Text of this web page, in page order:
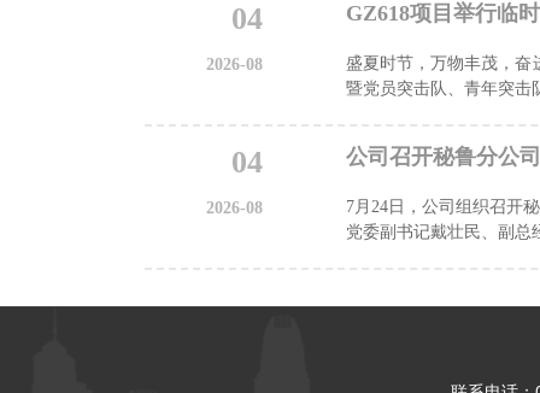
04
2026-08
GZ618项目举行临
盛夏时节，万物丰茂，奋
暨党员突击队、青年突击
04
2026-08
公司召开秘鲁分公
7月24日，公司组织召开
党委副书记戴壮民、副总